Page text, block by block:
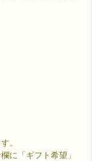
。
に「ギフト希望」